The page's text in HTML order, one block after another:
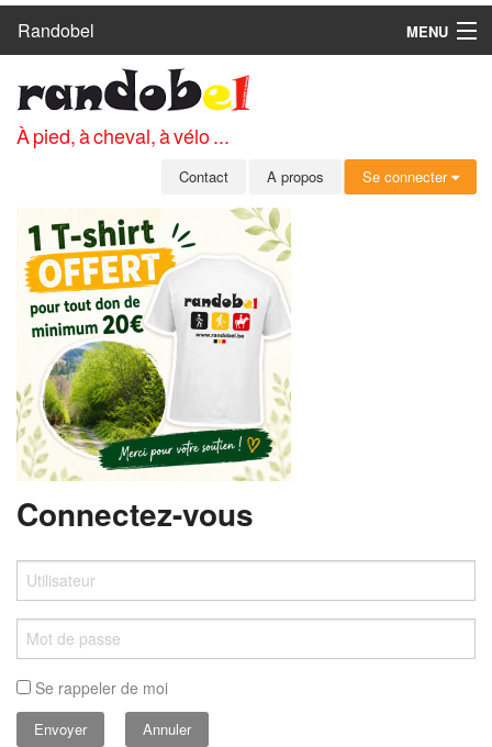
Randobel
MENU
CIRCUITS
CLUBS
MEMBRES
SE CONNECTER
INSCRIPTION GRATUITE
MOT DE PASSE OUBLIÉ
À pied, à cheval, à vélo ...
Contact A propos Se connecter
Connectez-vous
Se rappeler de moi
Annuler